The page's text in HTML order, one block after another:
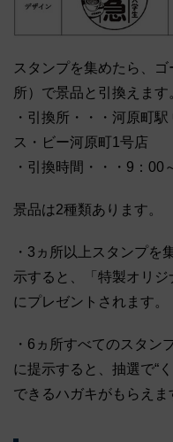
スタンプを集めたら、
所）で景品と引換えます
・引換所・・・河原町
ス・ビー河原町1号店
・引換時間・・・9：00
景品は2種類あります。
・3ヵ所以上スタンプを
示すると、「特製オリ
にプレゼントされます。
・6ヵ所すべてのスタン
に提示すると、抽選で“
できるハガキがもらえま